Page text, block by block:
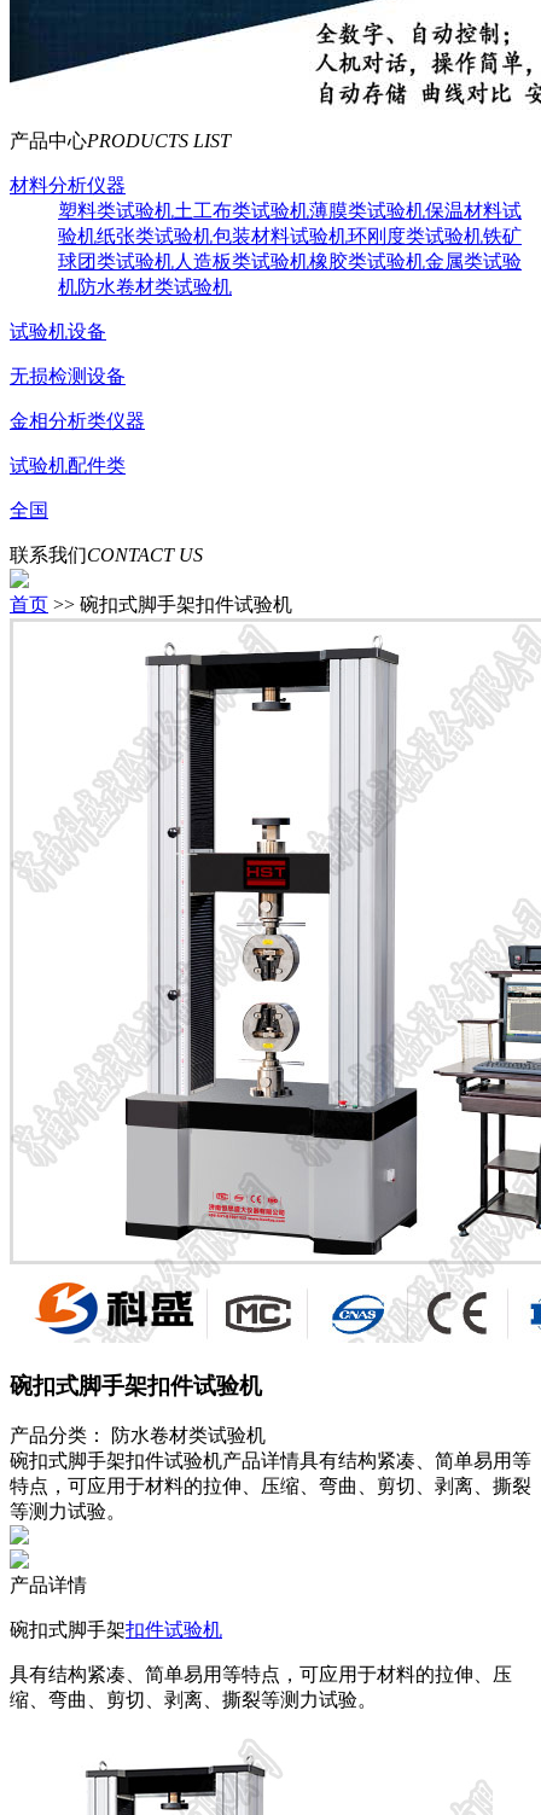
产品中心PRODUCTS LIST
材料分析仪器
塑料类试验机土工布类试验机薄膜类试验机保温材料试
验机纸张类试验机包装材料试验机环刚度类试验机铁矿
球团类试验机人造板类试验机橡胶类试验机金属类试验
机防水卷材类试验机
试验机设备
无损检测设备
金相分析类仪器
试验机配件类
全国
联系我们CONTACT US
首页 >> 碗扣式脚手架扣件试验机
碗扣式脚手架扣件试验机
产品分类：
防水卷材类试验机
碗扣式脚手架扣件试验机产品详情具有结构紧凑、简单易用等
特点，可应用于材料的拉伸、压缩、弯曲、剪切、剥离、撕裂
等测力试验。
产品详情
碗扣式脚手架扣件试验机
具有结构紧凑、简单易用等特点，可应用于材料的拉伸、压
缩、弯曲、剪切、剥离、撕裂等测力试验。